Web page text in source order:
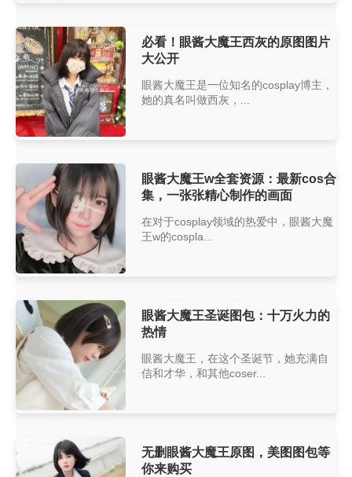
必看！眼酱大魔王西灰的原图图片
大公开
眼酱大魔王是一位知名的cosplay博主，
她的真名叫做西灰，...
眼酱大魔王w全套资源：最新cos合
集，一张张精心制作的画面
在对于cosplay领域的热爱中，眼酱大魔
王w的cospla...
眼酱大魔王圣诞图包：十万火力的
热情
眼酱大魔王，在这个圣诞节，她充满自
信和才华，和其他coser...
无删眼酱大魔王原图，美图图包等
你来购买